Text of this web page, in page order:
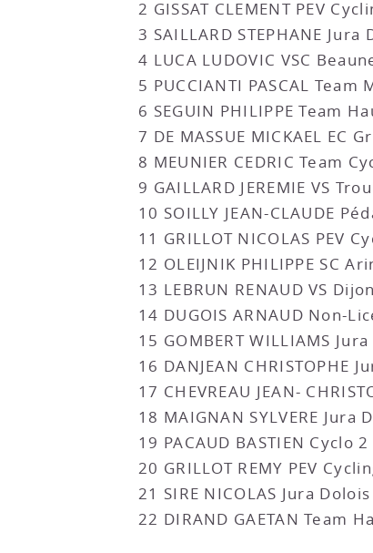
2 GISSAT CLEMENT PEV
3 SAILLARD STEPHANE
4 LUCA LUDOVIC VSC
5 PUCCIANTI PASCAL Team
6 SEGUIN PHILIPPE Team
7 DE MASSUE MICKAEL EC
8 MEUNIER CEDRIC Team
9 GAILLARD JEREMIE VS
10 SOILLY JEAN-CLAUDE
11 GRILLOT NICOLAS PEV
12 OLEIJNIK PHILIPPE SC
13 LEBRUN RENAUD VS Dijon
14 DUGOIS ARNAUD Non-
15 GOMBERT WILLIAMS
16 DANJEAN CHRISTOPHE
17 CHEVREAU JEAN-
18 MAIGNAN SYLVERE Jura
19 PACAUD BASTIEN Cyclo
20 GRILLOT REMY PEV
21 SIRE NICOLAS Jura
22 DIRAND GAETAN Team